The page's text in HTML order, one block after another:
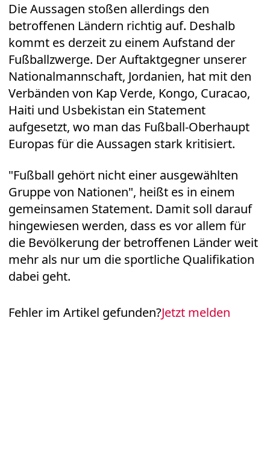
Die Aussagen stoßen allerdings den
betroffenen Ländern richtig auf. Deshalb
kommt es derzeit zu einem Aufstand der
Fußballzwerge. Der Auftaktgegner unserer
Nationalmannschaft, Jordanien, hat mit den
Verbänden von Kap Verde, Kongo, Curacao,
Haiti und Usbekistan ein Statement
aufgesetzt, wo man das Fußball-Oberhaupt
Europas für die Aussagen stark kritisiert.
"Fußball gehört nicht einer ausgewählten
Gruppe von Nationen", heißt es in einem
gemeinsamen Statement. Damit soll darauf
hingewiesen werden, dass es vor allem für
die Bevölkerung der betroffenen Länder weit
mehr als nur um die sportliche Qualifikation
dabei geht.
Fehler im Artikel gefunden?Jetzt melden